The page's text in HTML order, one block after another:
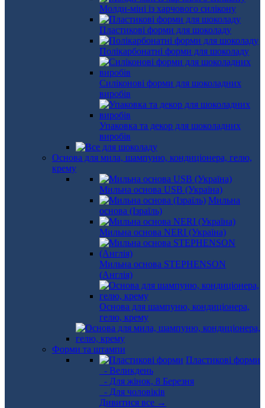
Молди-міні із харчового силікону
Пластикові форми для шоколаду
Полікарбонатні форми для шоколаду
Силіконові форми для шоколадних
виробів
Упаковка та декор для шоколадних
виробів
Основа для мила, шампуню, кондиціонера, гелю,
крему
Мильна основа USB (Україна)
Мильна
основа (Ізраїль)
Мильна основа NERI (Україна)
Мильна основа STEPHENSON
(Англія)
Основа для шампуню, кондиціонера,
гелю, крему
Форми та штампи
Пластикові форми
- Великдень
- Для жінок, 8 Березня
- Для чоловіків
Дивитися все →